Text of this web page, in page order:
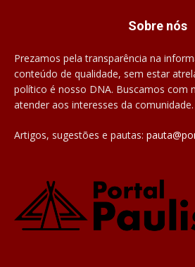
Sobre nós
Prezamos pela transparência na
conteúdo de qualidade, sem estar
político é nosso DNA. Buscamos com
atender aos interesses da
Artigos, sugestões e pautas: